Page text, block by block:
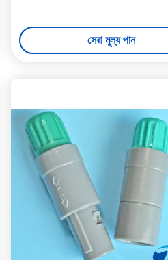
সেরা মূল্য পান